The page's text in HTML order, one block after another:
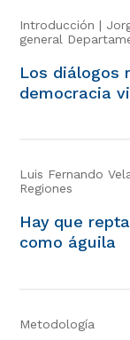
Introducción |
general
Los diálogos
democracia
Luis Fernando
Regiones
Hay que
como águila
Metodología